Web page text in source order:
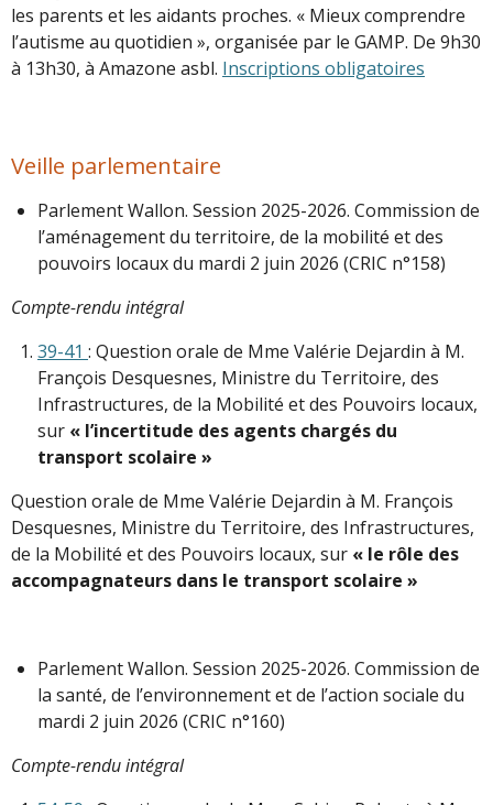
les parents et les aidants proches. « Mieux comprendre
l’autisme au quotidien », organisée par le GAMP. De 9h30
à 13h30, à Amazone asbl. Inscriptions obligatoires
Veille parlementaire
Parlement Wallon. Session 2025-2026. Commission de
l’aménagement du territoire, de la mobilité et des
pouvoirs locaux du mardi 2 juin 2026 (CRIC n°158)
Compte-rendu intégral
39-41 : Question orale de Mme Valérie Dejardin à M.
François Desquesnes, Ministre du Territoire, des
Infrastructures, de la Mobilité et des Pouvoirs locaux,
sur « l’incertitude des agents chargés du
transport scolaire »
Question orale de Mme Valérie Dejardin à M. François
Desquesnes, Ministre du Territoire, des Infrastructures,
de la Mobilité et des Pouvoirs locaux, sur « le rôle des
accompagnateurs dans le transport scolaire »
Parlement Wallon. Session 2025-2026. Commission de
la santé, de l’environnement et de l’action sociale du
mardi 2 juin 2026 (CRIC n°160)
Compte-rendu intégral